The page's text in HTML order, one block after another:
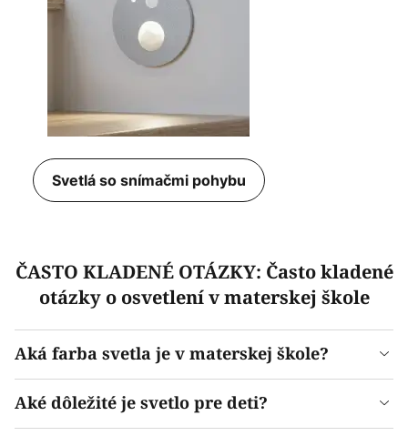
Svetlá so snímačmi pohybu
ČASTO KLADENÉ OTÁZKY: Často kladené
otázky o osvetlení v materskej škole
Aká farba svetla je v materskej škole?
Aké dôležité je svetlo pre deti?